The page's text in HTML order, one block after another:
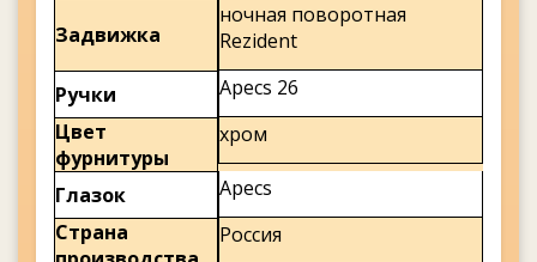
Задвижка
ночная поворотная
Rezident
Ручки
Apecs 26
Цвет
фурнитуры
хром
Глазок
Apecs
Страна
Россия